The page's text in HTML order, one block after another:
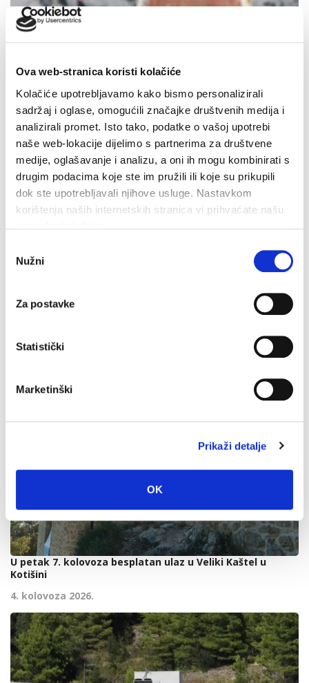
Ova web-stranica koristi kolačiće
Kolačiće upotrebljavamo kako bismo personalizirali
sadržaj i oglase, omogućili značajke društvenih medija i
analizirali promet. Isto tako, podatke o vašoj upotrebi
naše web-lokacije dijelimo s partnerima za društvene
medije, oglašavanje i analizu, a oni ih mogu kombinirati s
drugim podacima koje ste im pružili ili koje su prikupili
dok ste upotrebljavali njihove usluge. Nastavkom
korištenja naših internetskih stranica vi prihvaćate našu
pristanka
Nužni
Za postavke
Statistički
Marketinški
Prikaži detalje
OK
Dan pobjede i domovinske zahvalnosti i Dan hrvatskih
U petak 7. kolovoza besplatan ulaz u Veliki Kaštel u
Kotišini
4. kolovoza 2026.